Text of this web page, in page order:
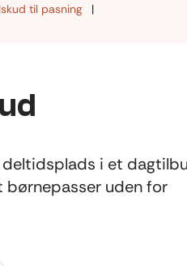
til pasning
i et
uden for